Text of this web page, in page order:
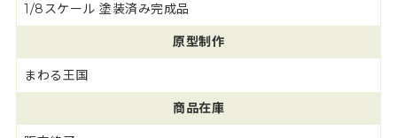
1/8スケール 塗装済み完成品
原型制作
まわる王国
商品在庫